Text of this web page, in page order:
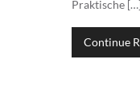
Praktische
Continue